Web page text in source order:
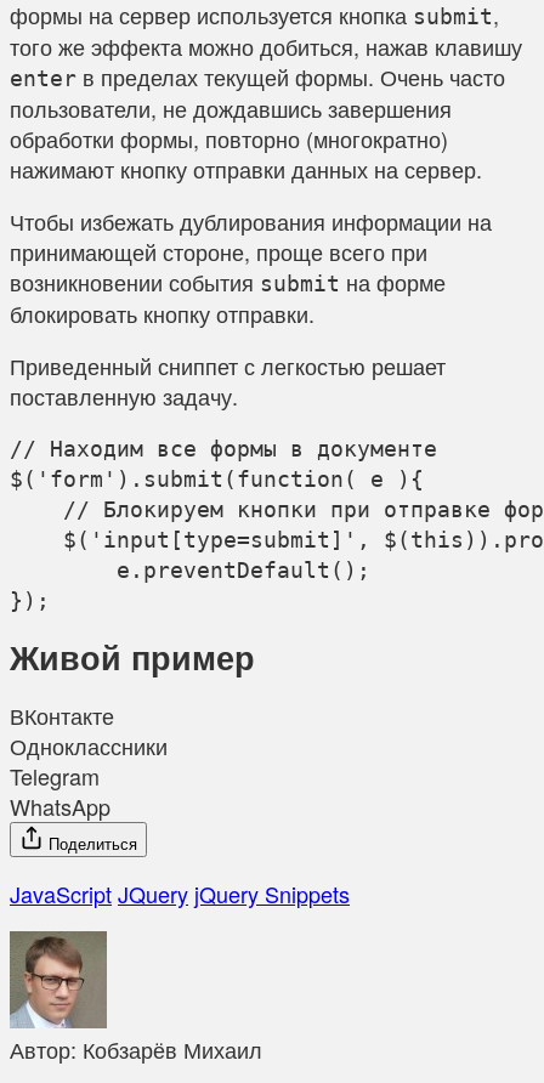
формы на сервер используется кнопка submit,
того же эффекта можно добиться, нажав клавишу
enter в пределах текущей формы. Очень часто
пользователи, не дождавшись завершения
обработки формы, повторно (многократно)
нажимают кнопку отправки данных на сервер.
Чтобы избежать дублирования информации на
принимающей стороне, проще всего при
возникновении события submit на форме
блокировать кнопку отправки.
Приведенный сниппет с легкостью решает
поставленную задачу.
// Находим все формы в документе
$('form').submit(function( e ){
// Блокируем кнопки при отправке
$('input[type=submit]',
Живой пример
ВКонтакте
Одноклассники
Telegram
WhatsApp
Поделиться
JavaScriptJQuery jQuery Snippets
Автор: Кобзарёв Михаил